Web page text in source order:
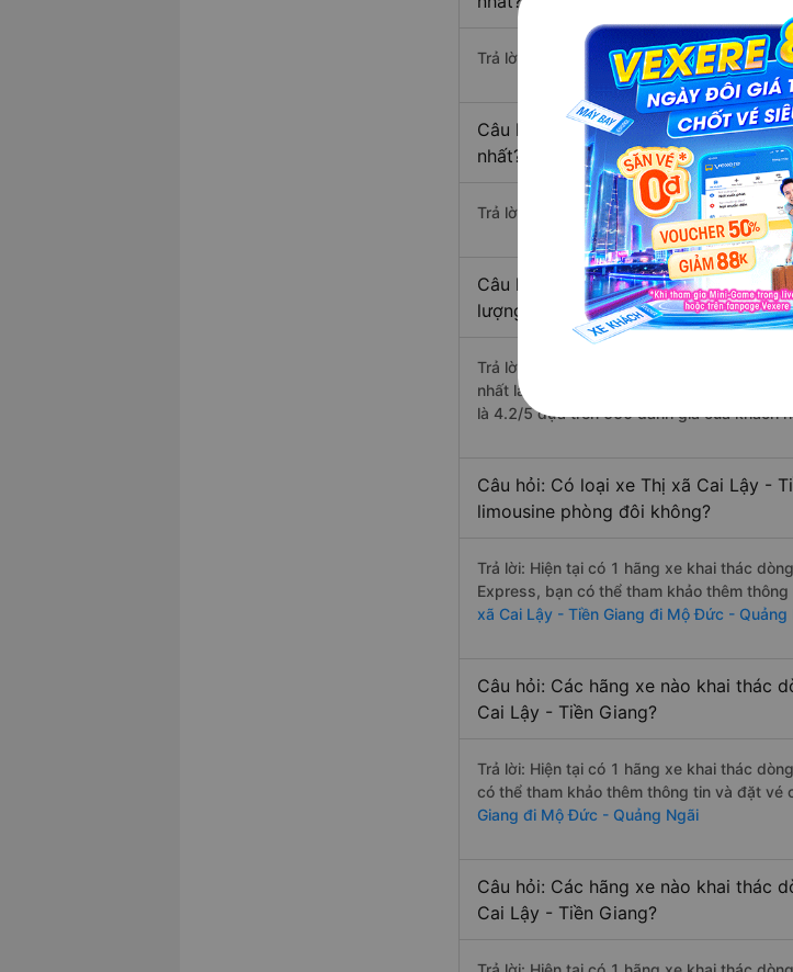
Trả lời: Chuyến xe có giờ xuất phát sớm
Câu hỏi: Nhà xe đi Mộ Đức - Quảng
nhất?
Trả lời: Chuyến xe có giờ xuất phát trễ
Câu hỏi: Review xe đi Mộ Đức -
lượng tốt, xuất sắc, cao cấp nhất?
Trả lời: Những hãng xe đi Thị xã Cai Lậy -
nhất là nhà xe Bốn Luyện Express đi Mộ
là 4.2/5 dựa trên 550 đánh giá của khách
Câu hỏi: Có loại xe Thị xã Cai Lậy -
limousine phòng đôi không?
Trả lời: Hiện tại có 1 hãng xe khai thác
Express, bạn có thể tham khảo thêm
xã Cai Lậy - Tiền Giang đi Mộ Đức - Quảng
Câu hỏi: Các hãng xe nào khai thác
Cai Lậy - Tiền Giang?
Trả lời: Hiện tại có 1 hãng xe khai thác
có thể tham khảo thêm thông tin và đặt vé
Giang đi Mộ Đức - Quảng Ngãi
Câu hỏi: Các hãng xe nào khai thác
Cai Lậy - Tiền Giang?